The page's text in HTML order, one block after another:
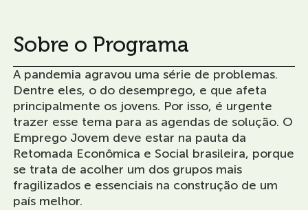
Sobre o Programa
A pandemia agravou uma série de problemas.
Dentre eles, o do desemprego, e que afeta
principalmente os jovens. Por isso, é urgente
trazer esse tema para as agendas de solução. O
Emprego Jovem deve estar na pauta da
Retomada Econômica e Social brasileira, porque
se trata de acolher um dos grupos mais
fragilizados e essenciais na construção de um
país melhor.